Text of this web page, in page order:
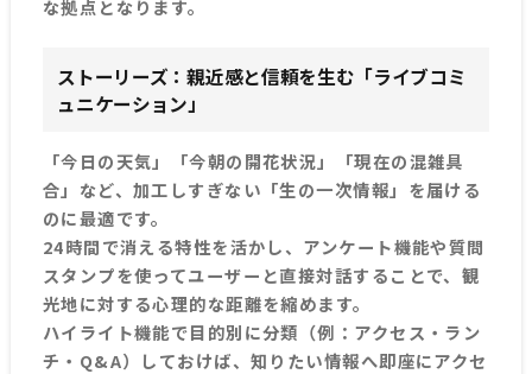
な拠点となります。
ストーリーズ：親近感と信頼を生む「ライブコミ
ュニケーション」
「今日の天気」「今朝の開花状況」「現在の混雑具
合」など、加工しすぎない「生の一次情報」を届ける
のに最適です。
24時間で消える特性を活かし、アンケート機能や質問
スタンプを使ってユーザーと直接対話することで、観
光地に対する心理的な距離を縮めます。
ハイライト機能で目的別に分類（例：アクセス・ラン
チ・Q&A）しておけば、知りたい情報へ即座にアクセ